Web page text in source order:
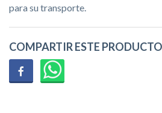
para su transporte.
COMPARTIR ESTE PRODUCTO